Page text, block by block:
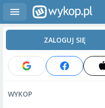
ZALOGUJ SIĘ
WYKOP